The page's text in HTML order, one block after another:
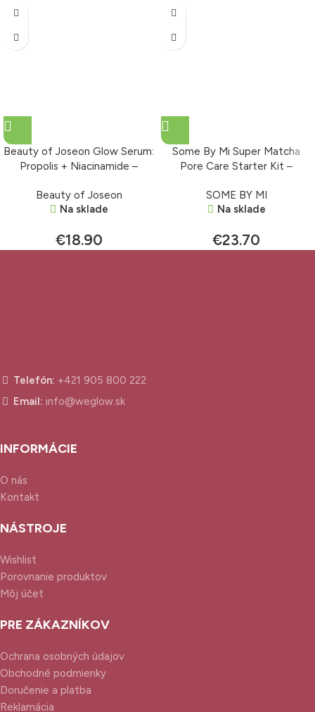
Beauty of Joseon Glow Serum:
Propolis + Niacinamide –
Beauty of Joseon
Na sklade
€18.90
Some By Mi Super Matcha
Pore Care Starter Kit –
SOME BY MI
Na sklade
€23.70
Telefón: +421 905 800 222
Email: info@weglow.sk
INFORMÁCIE
O nás
Kontakt
NÁSTROJE
Wishlist
Porovnanie produktov
Môj účet
PRE ZÁKAZNÍKOV
Ochrana osobných údajov
Obchodné podmienky
Doručenie a platba
Reklamácia